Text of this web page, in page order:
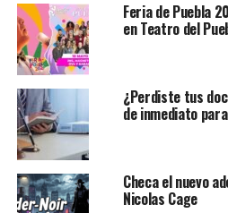
Feria de Puebla
en Teatro del
¿Perdiste tus
de inmediato
Checa el nuevo
Nicolas Cage